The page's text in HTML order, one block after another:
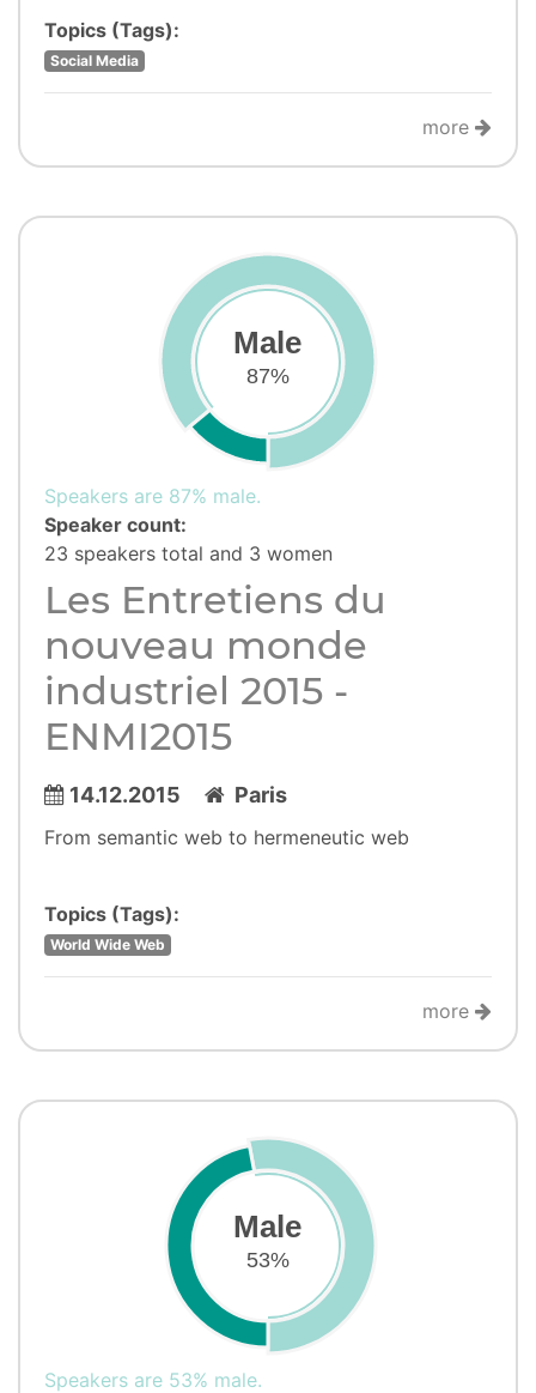
Topics (Tags):
Social Media
more
Male
87%
Speakers are 87% male.
Speaker count:
23 speakers total and 3 women
Les Entretiens du
nouveau monde
industriel 2015 -
ENMI2015
14.12.2015 Paris
From semantic web to hermeneutic web
Topics (Tags):
World Wide Web
more
Male
53%
Speakers are 53% male.